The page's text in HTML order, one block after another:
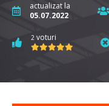
actualizat la
05.07.2022
2 voturi